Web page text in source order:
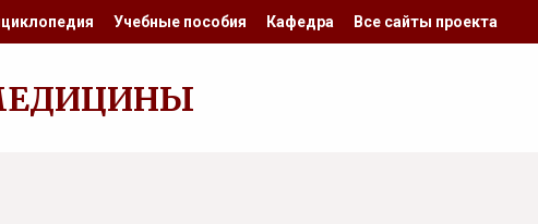
Учебные пособия Кафедра Все сайты проекта